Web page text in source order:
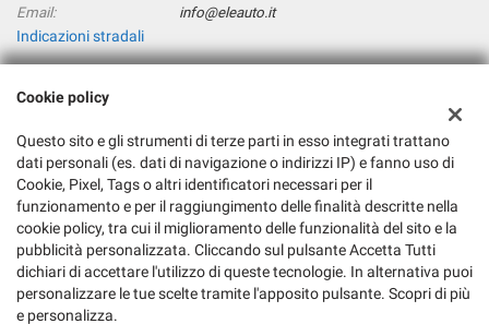
Email:
info@eleauto.it
Indicazioni stradali
Eleauto Srl
Via Martiri della Libertà n°51, 20018 Sedriano (MI)
C.F/P.IVA:06217180964
Registro delle imprese: MI
REA:MI-1877570
Cookie policy
Questo sito e gli strumenti di terze parti in esso integrati trattano
dati personali (es. dati di navigazione o indirizzi IP) e fanno uso di
Cookie, Pixel, Tags o altri identificatori necessari per il
funzionamento e per il raggiungimento delle finalità descritte nella
cookie policy, tra cui il miglioramento delle funzionalità del sito e la
pubblicità personalizzata. Cliccando sul pulsante Accetta Tutti
dichiari di accettare l'utilizzo di queste tecnologie. In alternativa puoi
personalizzare le tue scelte tramite l'apposito pulsante. Scopri di più
e personalizza.